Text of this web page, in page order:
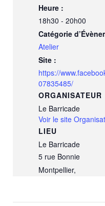
Heure :
18h30 - 20h00
Catégorie
Atelier
Site :
https://
07835485/
LIEU
Le Barricade
5 rue Bonnie
Montpellier,
ORGANISATEUR
Le Barricade
Voir le site